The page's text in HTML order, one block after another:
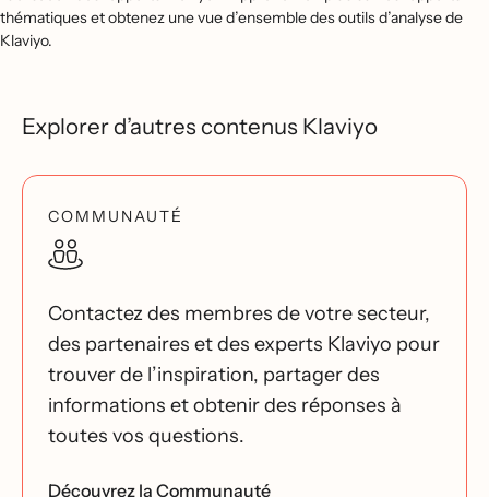
thématiques et obtenez une vue d’ensemble des outils d’analyse de
Klaviyo.
Explorer d’autres contenus Klaviyo
COMMUNAUTÉ
Contactez des membres de votre secteur,
des partenaires et des experts Klaviyo pour
trouver de l’inspiration, partager des
informations et obtenir des réponses à
toutes vos questions.
Découvrez la Communauté